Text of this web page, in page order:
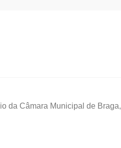
da Câmara Municipal de Braga,